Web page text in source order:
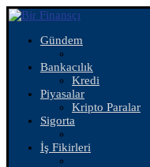
Gündem
Bankacılık
Kredi
Piyasalar
Kripto Paralar
Sigorta
İş Fikirleri